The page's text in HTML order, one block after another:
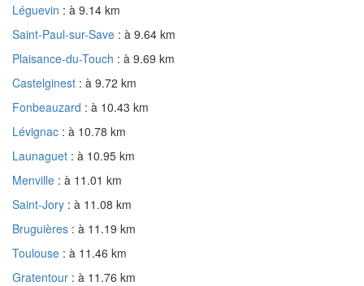
Léguevin : à 9.14 km
Saint-Paul-sur-Save : à 9.64 km
Plaisance-du-Touch : à 9.69 km
Castelginest : à 9.72 km
Fonbeauzard : à 10.43 km
Lévignac : à 10.78 km
Launaguet : à 10.95 km
Menville : à 11.01 km
Saint-Jory : à 11.08 km
Bruguières : à 11.19 km
Toulouse : à 11.46 km
Gratentour : à 11.76 km